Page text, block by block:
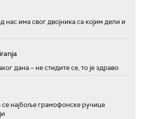
нас има свог двојника са којим дели и
дана – не стидите се, то је здраво
се најбоље грамофонске ручице